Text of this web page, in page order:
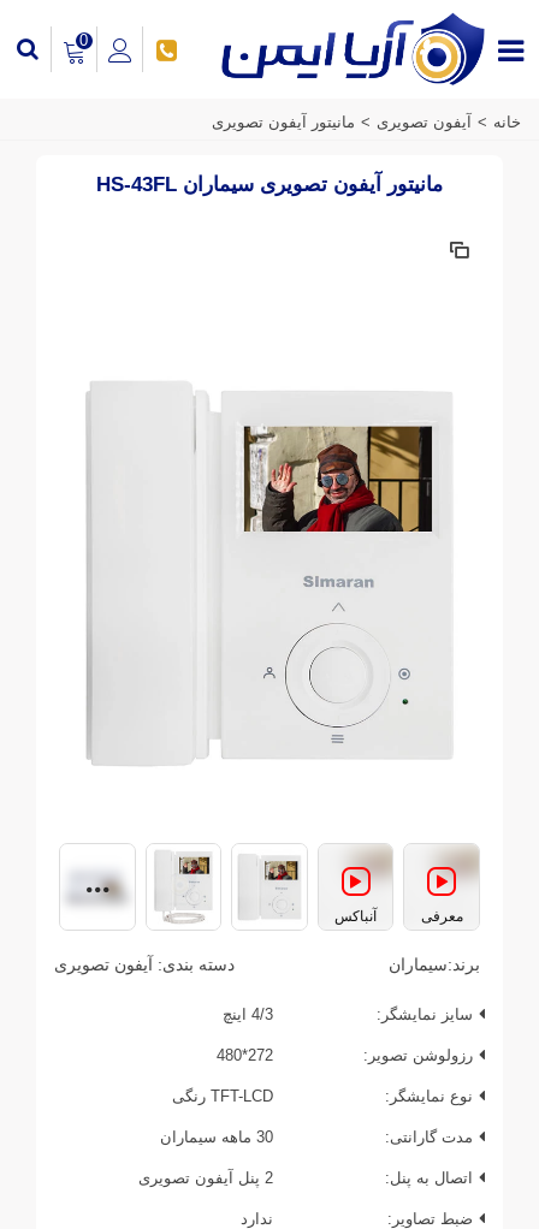
0
خانه > آیفون تصویری > مانیتور آیفون تصویری
مانیتور آیفون تصویری سیماران HS-43FL
معرفی آنباکس
برند:سیماران دسته بندی: آیفون تصویری
سایز نمایشگر: 4/3 اینچ
رزولوشن تصویر: 272*480
نوع نمایشگر: TFT-LCD رنگی
مدت گارانتی: 30 ماهه سیماران
اتصال به پنل: 2 پنل آیفون تصویری
ضبط تصاویر: ندارد